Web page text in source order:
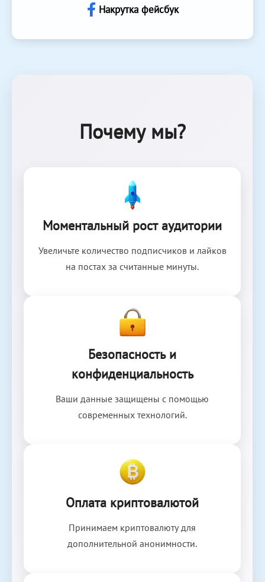
Накрутка фейсбук
Почему мы?
Моментальный рост аудитории
Увеличьте количество подписчиков и лайков
на постах за считанные минуты.
Безопасность и
конфиденциальность
Ваши данные защищены с помощью
современных технологий.
Оплата криптовалютой
Принимаем криптовалюту для
дополнительной анонимности.